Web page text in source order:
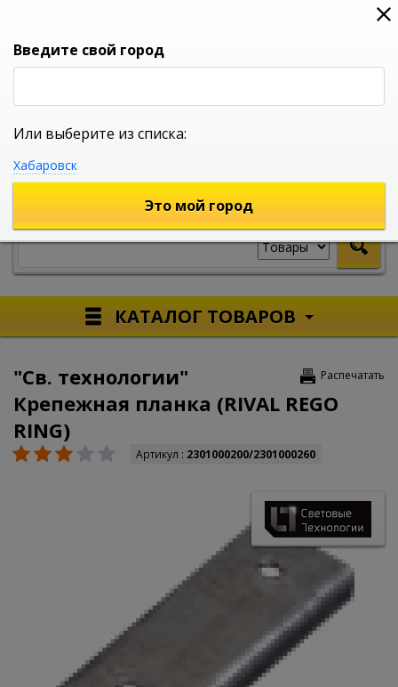
0
УНИВЕРСАЛЬНЫЙ ИНТЕРНЕТ МАГАЗИН
КАТАЛОГ ТОВАРОВ
Распечатать
"Св. технологии"
Крепежная планка (RIVAL REGO
RING)
Артикул : 2301000200/2301000260
Введите свой город
Или выберите из списка:
Хабаровск
Это мой город